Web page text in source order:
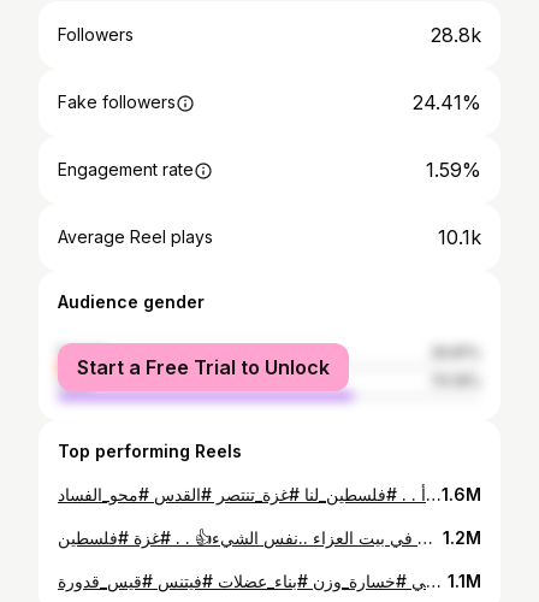
Followers 28.8k
Fake followers 24.41%
Engagement rate 1.59%
Average Reel plays 10.1k
Audience gender
female
male
Start a Free Trial to Unlock
Top performing Reels
في كثير أشياء منقدر نعملها.. ولازم نعملها إذا كان الشعور صادق.. يجب أن تبدأ . . #فلسطين_لنا #غزة_تنتصر #القدس #محو_الفساد1.6M
رسائل كثيرة في فيديو واحد.. بتمنى من الناس تختار الموقف الصح والتصرفات الصح والشعور الصح في هذا الزمن اللي كلشي في ماشي خطأ.. وإفهموا إنه دينا بحكي إحنا و هم كالجسد الواحد اذا بتأذوا منشعر بالأذى معهم وإذا مش مهتمين للي بصير معهم راجعوا دينكم في خطأ فيكم.. و دينا ما بحكي هم ببلد و إنت ببلد ما بخصك الموضوع وما حدا بقلك ما تفرح و ضل منكد وإحبس نفسك.. ولكن إختر التصرفات الصحيحة والطبيعية في هذه المواقف كيف مثلا لما تروح تعزي ما بصير تقوم ترقص في بيت العزاء ..نفس الشيء👍 . . #غزة #فلسطين #gaza_under_attack #freepalestine 1.2M
هل انت من هاي الناس⁉️🤔 . . #الكائن_الرياضي #خسارة_وزن #بناء_عضلات #فيتنس #قيس_قدورة # 1.1M